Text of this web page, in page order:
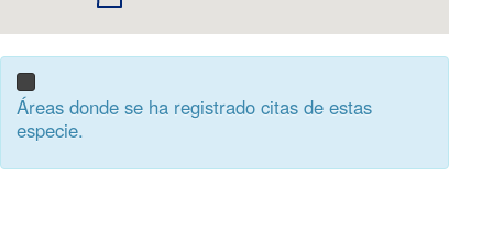
Áreas donde se ha registrado citas de estas
especie.